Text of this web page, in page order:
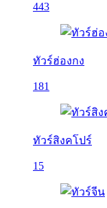
443
ทัวร์ฮ่องกง
181
ทัวร์สิงคโปร์
15